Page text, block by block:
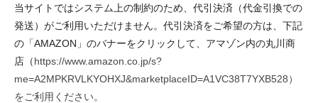
当サイトではシステム上の制約のため、代引決済（代金引換での
発送）がご利用いただけません。代引決済をご希望の方は、下記
の「AMAZON」のバナーをクリックして、アマゾン内の丸川商
店（https://www.amazon.co.jp/s?
me=A2MPKRVLKYOHXJ&marketplaceID=A1VC38T7YXB528）
をご利用ください。